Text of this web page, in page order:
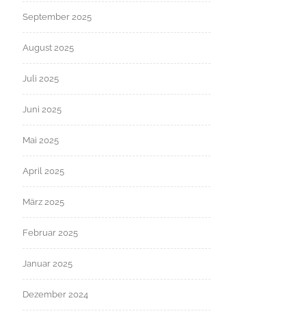
September 2025
August 2025
Juli 2025
Juni 2025
Mai 2025
April 2025
März 2025
Februar 2025
Januar 2025
Dezember 2024